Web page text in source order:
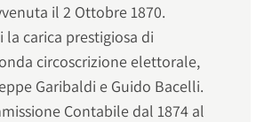
il 2 Ottobre 1870.
carica prestigiosa di
circoscrizione elettorale,
Garibaldi e Guido Bacelli.
Contabile dal 1874 al